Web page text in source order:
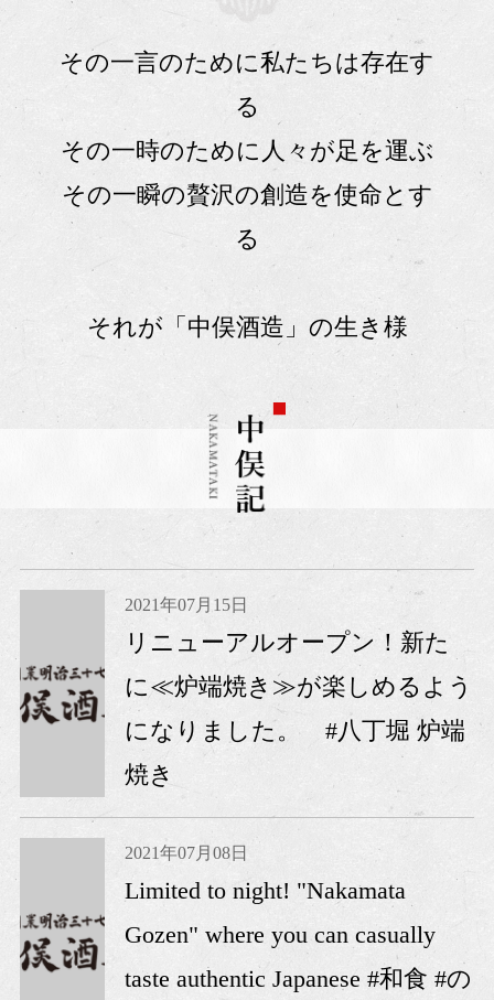
その一言のために私たちは存在す
る
その一時のために人々が足を運ぶ
その一瞬の贅沢の創造を使命とす
る
それが「中俣酒造」の生き様
2021年07月15日
リニューアルオープン！新た
に≪炉端焼き≫が楽しめるよう
になりました。 #八丁堀 炉端
焼き
2021年07月08日
Limited to night! "Nakamata
Gozen" where you can casually
taste authentic Japanese #和食 #の